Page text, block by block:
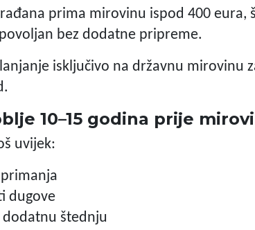
prima mirovinu ispod 400 eura,
bez dodatne pripreme.
isključivo na državnu mirovinu
10–15 godina prije
uvijek:
dugove
štednju